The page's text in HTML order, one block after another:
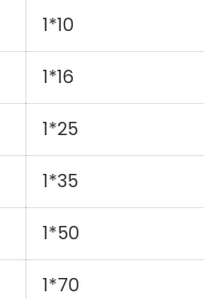
1*10
1*16
1*25
1*35
1*50
1*70